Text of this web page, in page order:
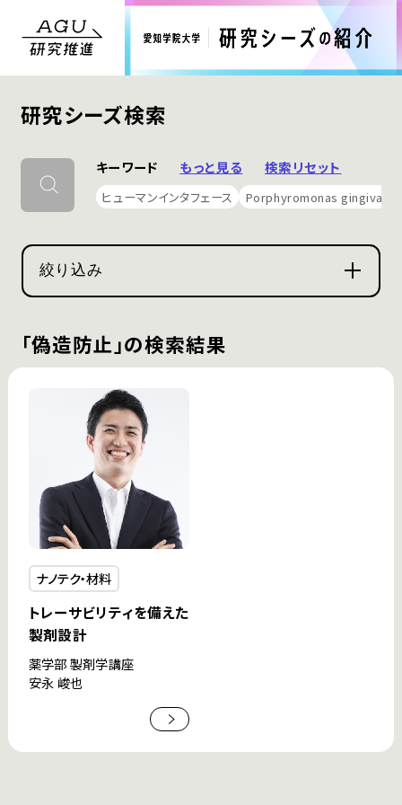
研究シーズ検索
キーワード もっと見る 検索リセット
ヒューマンインタフェース Porphyromonas gingivalis
絞り込み
「偽造防止」の検索結果
ナノテク・材料
トレーサビリティを備えた
製剤設計
薬学部 製剤学講座
安永 峻也